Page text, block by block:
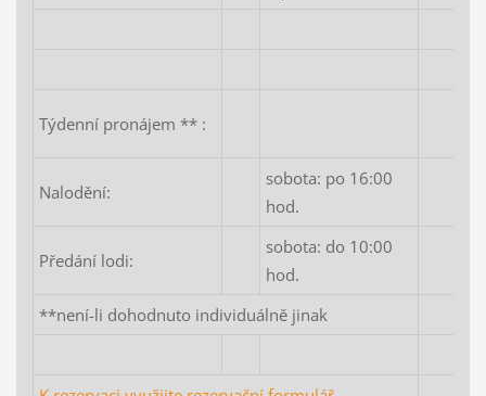
Týdenní pronájem ** :
Nalodění:
sobota: po 16:00
hod.
Předání lodi:
sobota: do 10:00
hod.
**není-li dohodnuto individuálně jinak